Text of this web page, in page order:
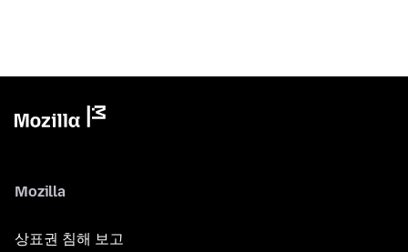
Mozilla
상표권 침해 보고